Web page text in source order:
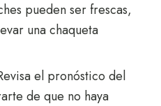
pueden ser frescas,
una chaqueta
el pronóstico del
de que no haya